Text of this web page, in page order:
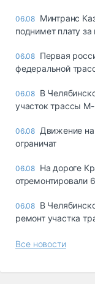
06.08 Минтранс
поднимет плату
06.08 Первая
федеральной
06.08 В
участок трассы
06.08 Движение
ограничат
06.08 На дороге
отремонтировали
06.08 В
ремонт участка
Все новости